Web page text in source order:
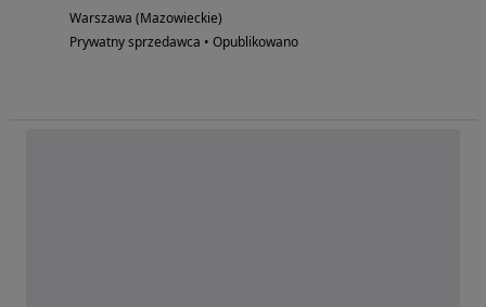
Warszawa (Mazowieckie)
Prywatny sprzedawca • Opublikowano